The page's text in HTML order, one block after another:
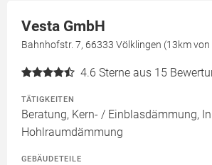
Vesta GmbH
Bahnhofstr. 7, 66333 Völklingen (13km
4.6 Sterne aus 15
TÄTIGKEITEN
Beratung, Kern- / Einblasdämmung,
Hohlraumdämmung
GEBÄUDETEILE